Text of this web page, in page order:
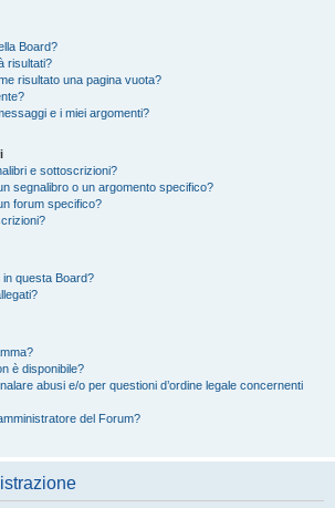
Board?
risultati?
risultato una pagina vuota?
e i miei argomenti?
e sottoscrizioni?
segnalibro o un argomento specifico?
forum specifico?
questa Board?
è disponibile?
abusi e/o per questioni d’ordine legale concernenti
del Forum?